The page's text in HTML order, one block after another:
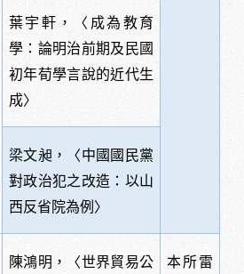
葉宇軒，〈成為教育
學：論明治前期及民國
初年荀學言說的近代生
成〉
梁文昶，〈中國國民黨
對政治犯之改造：以山
西反省院為例〉
陳鴻明，〈世界貿易公
本所雷